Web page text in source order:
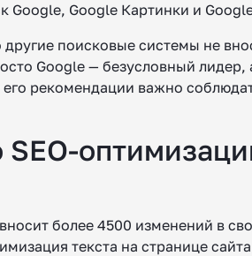
Google, Google Картинки и
другие поисковые системы не
Google — безусловный лидер,
рекомендации важно
более 4500 изменений в
текста на странице